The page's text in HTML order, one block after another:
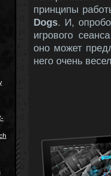
принципы
Dogs. И,
игрового
оно может
него очень